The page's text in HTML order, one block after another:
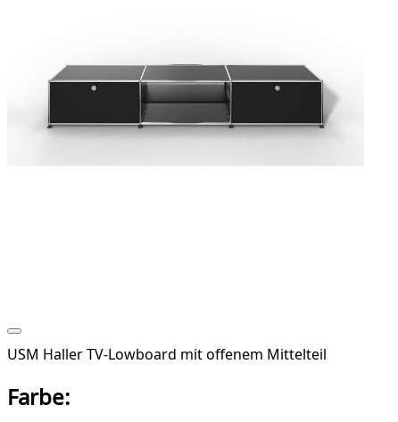
USM Haller TV-Lowboard mit offenem Mittelteil
Farbe: